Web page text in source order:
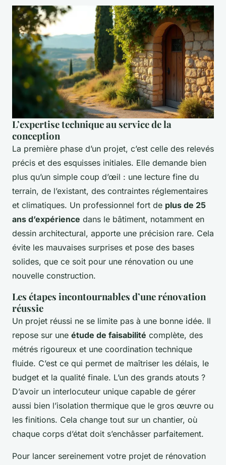
L’expertise technique au service de la
conception
La première phase d’un projet, c’est celle des relevés
précis et des esquisses initiales. Elle demande bien
plus qu’un simple coup d’œil : une lecture fine du
terrain, de l’existant, des contraintes réglementaires
et climatiques. Un professionnel fort de plus de 25
ans d’expérience dans le bâtiment, notamment en
dessin architectural, apporte une précision rare. Cela
évite les mauvaises surprises et pose des bases
solides, que ce soit pour une rénovation ou une
nouvelle construction.
Les étapes incontournables d’une rénovation
réussie
Un projet réussi ne se limite pas à une bonne idée. Il
repose sur une étude de faisabilité complète, des
métrés rigoureux et une coordination technique
fluide. C’est ce qui permet de maîtriser les délais, le
budget et la qualité finale. L’un des grands atouts ?
D’avoir un interlocuteur unique capable de gérer
aussi bien l’isolation thermique que le gros œuvre ou
les finitions. Cela change tout sur un chantier, où
chaque corps d’état doit s’enchâsser parfaitement.
Pour lancer sereinement votre projet de rénovation